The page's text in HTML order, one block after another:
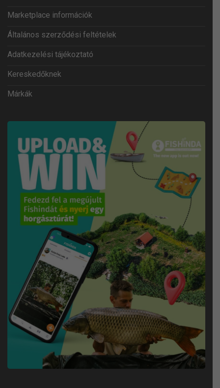
Marketplace információk
Általános szerződési feltételek
Adatkezelési tájékoztató
Kereskedőknek
Márkák